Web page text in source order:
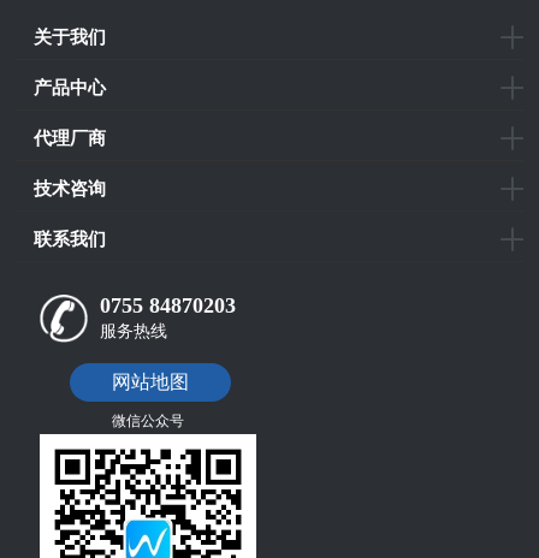
关于我们
产品中心
代理厂商
技术咨询
联系我们
0755 84870203
服务热线
网站地图
微信公众号